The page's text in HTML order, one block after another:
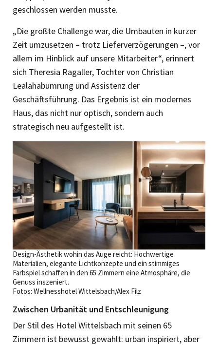
geschlossen werden musste.
„Die größte Challenge war, die Umbauten in kurzer
Zeit umzusetzen – trotz Lieferverzögerungen –, vor
allem im Hinblick auf unsere Mitarbeiter“, er­innert
sich Theresia Ragaller, Tochter von Christian
Lealahabumrung und Assistenz der
Geschäftsführung. Das Ergebnis ist ein modernes
Haus, das nicht nur optisch, sondern auch
strategisch neu aufgestellt ist.
Design-Ästhetik wohin das Auge reicht: Hochwertige
Materialien, elegante Lichtkonzepte und ein stimmiges
Farbspiel schaffen in den 65 Zimmern eine Atmosphäre, die
Genuss inszeniert.
Fotos: Wellnesshotel Wittelsbach/Alex Filz
Zwischen Urbanität und ­Entschleunigung
Der Stil des Hotel Wittelsbach mit seinen 65
Zimmern ist bewusst gewählt: urban inspiriert, aber